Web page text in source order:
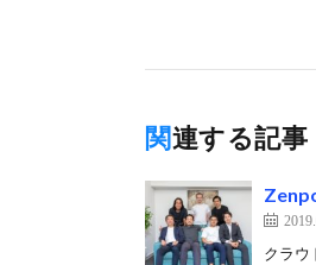
関連する記事
クラウ